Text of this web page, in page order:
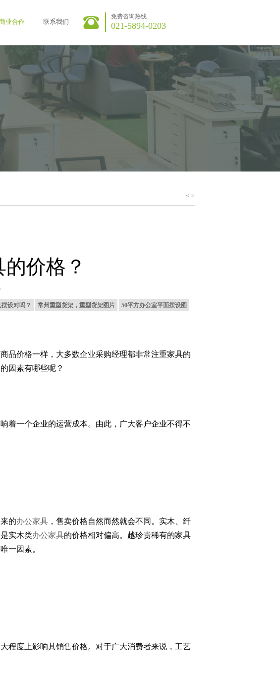
业合作 联系我们
免费咨询热线
021-5894-0203
< >
价格？
设对吗？ 常州重型货架，重型货架图片 50平方办公室平面摆设图
品价格一样，大多数企业采购经理都非常注重家具的
因素有哪些呢？
着一个企业的运营成本。由此，广大客户企业不得不
的办公家具 ，售卖价格自然而然就会不同。实木、纤
实木类办公家具的价格相对偏高。越珍贵稀有的家具
一因素。
程度上影响其销售价格。对于广大消费者来说，工艺